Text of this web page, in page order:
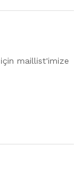
maillist'imize